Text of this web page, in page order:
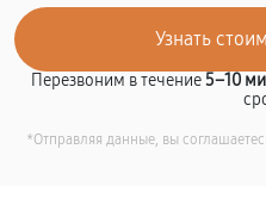
Перезвоним в течение5–10
*Отправляя данные, вы